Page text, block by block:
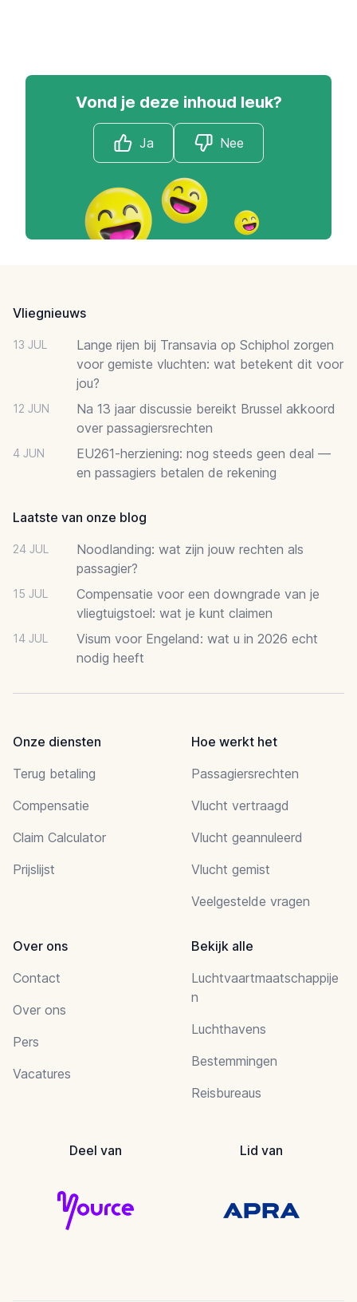
Vond je deze inhoud leuk?
Ja Nee
Vliegnieuws
13 JUL
Lange rijen bij Transavia op Schiphol zorgen
voor gemiste vluchten: wat betekent dit voor
jou?
12 JUN
Na 13 jaar discussie bereikt Brussel akkoord
over passagiersrechten
4 JUN
EU261-herziening: nog steeds geen deal —
en passagiers betalen de rekening
Laatste van onze blog
24 JUL
Noodlanding: wat zijn jouw rechten als
passagier?
15 JUL
Compensatie voor een downgrade van je
vliegtuigstoel: wat je kunt claimen
14 JUL
Visum voor Engeland: wat u in 2026 echt
nodig heeft
Onze diensten
Terug betaling
Compensatie
Claim Calculator
Prijslijst
Hoe werkt het
Passagiersrechten
Vlucht vertraagd
Vlucht geannuleerd
Vlucht gemist
Veelgestelde vragen
Over ons
Contact
Over ons
Pers
Vacatures
Bekijk alle
Luchtvaartmaatschappije
n
Luchthavens
Bestemmingen
Reisbureaus
Deel van Lid van